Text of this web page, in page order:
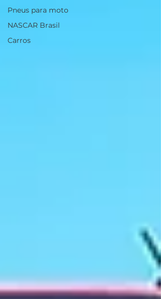
Pneus para moto
NASCAR Brasil
Carros